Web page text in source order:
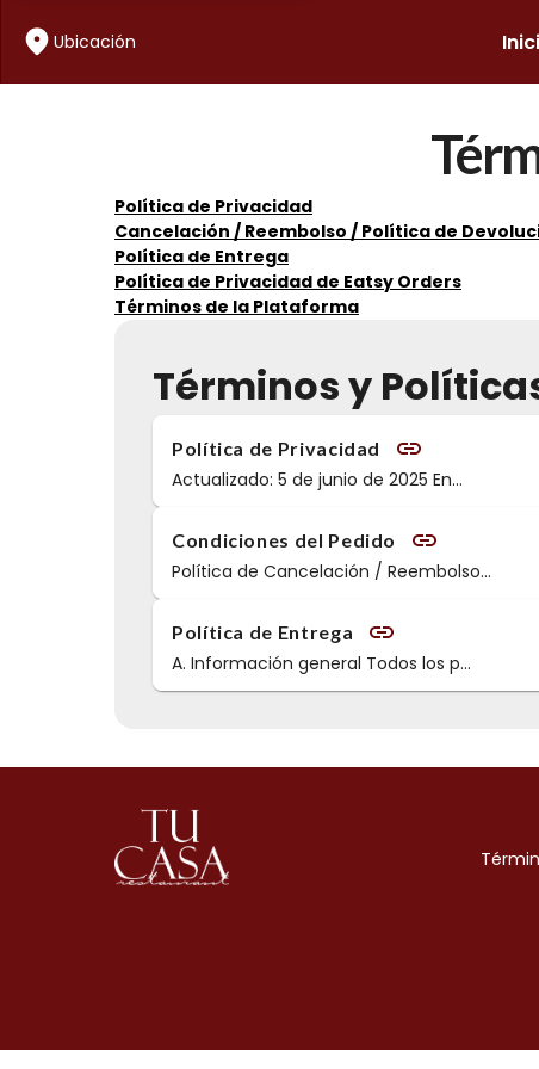
Ubicación
Política de Privacidad
Cancelación / Reembolso / Política de
Política de Entrega
Política de Privacidad de Eatsy Orders
Términos de la Plataforma
Términos y
Política de Privacidad
Actualizado: 5 de junio de 2025 En...
Condiciones del Pedido
Política de Cancelación / Reembolso...
Política de Entrega
A. Información general Todos los p...